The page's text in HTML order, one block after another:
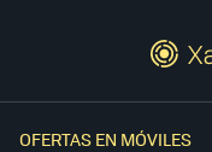
OFERTAS EN MÓVILES